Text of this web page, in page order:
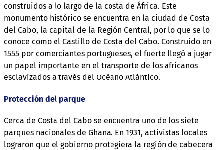
construidos a lo largo de la costa de África. Este
monumento histórico se encuentra en la ciudad de Costa
del Cabo, la capital de la Región Central, por lo que se lo
conoce como el Castillo de Costa del Cabo. Construido en
1555 por comerciantes portugueses, el fuerte llegó a jugar
un papel importante en el transporte de los africanos
esclavizados a través del Océano Atlántico.
Protección del parque
Cerca de Costa del Cabo se encuentra uno de los siete
parques nacionales de Ghana. En 1931, activistas locales
lograron que el gobierno protegiera la región de cabecera